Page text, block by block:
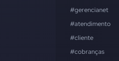
#gerencianet
#atendimento
#cliente
#cobranças